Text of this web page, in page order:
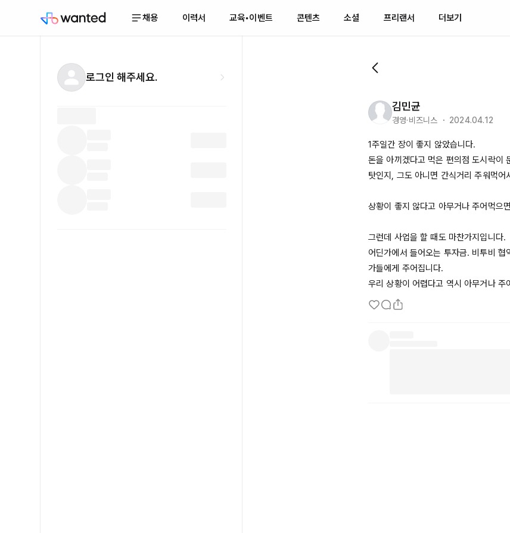
채용 이력서 교육•이벤트 콘텐츠 소셜 프리랜서 더보기
로그인 해주세요.
김민균
경영·비즈니스 ・ 2024.04.12
1주일간 장이 좋지 않았습니다.
돈을 아끼겠다고 먹은 편의점 도시락이
탓인지, 그도 아니면 간식거리 주워먹어
상황이 좋지 않다고 아무거나 주어먹으
그런데 사업을 할 때도 마찬가지입니다.
어딘가에서 들어오는 투자금. 비투비
가들에게 주어집니다.
우리 상황이 어렵다고 역시 아무거나 주